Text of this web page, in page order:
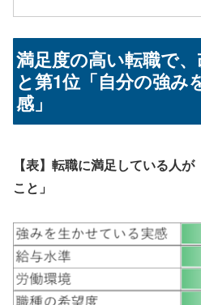
満足度の高い転職で
と第1位「自分の強み
感」
【表】転職に満足している人
こと」